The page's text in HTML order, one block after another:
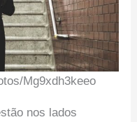
Mg9xdh3keeo
nos lados